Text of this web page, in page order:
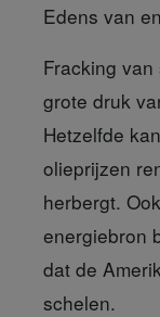
Edens van
Fracking
grote druk
Hetzelfde
olieprijzen
herbergt.
energiebron
dat de
schelen.